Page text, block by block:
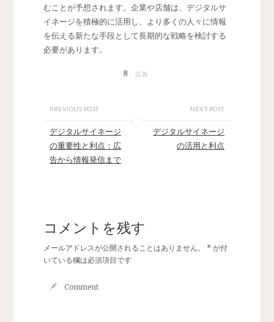
むことが予想されます。企業や店舗は、デジタルサ
イネージを積極的に活用し、より多くの人々に情報
を伝える新たな手段として長期的な戦略を検討する
必要があります。
広告
PREVIOUS POST
デジタルサイネージ
の重要性と利点：広
告から情報発信まで
NEXT POST
デジタルサイネージ
の活用と利点
コメントを残す
メールアドレスが公開されることはありません。 *が付
いている欄は必須項目です